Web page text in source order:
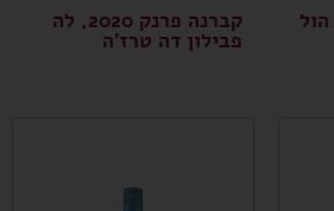
בלאן 2025, הול קברנה פרנק 2020, לה
פבילון דה טרז'ה